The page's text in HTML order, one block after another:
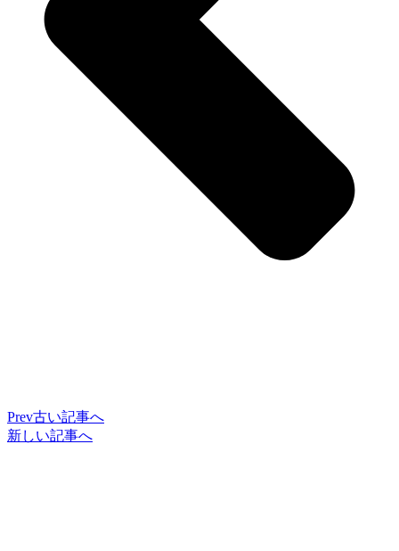
Prev古い記事へ
新しい記事へ